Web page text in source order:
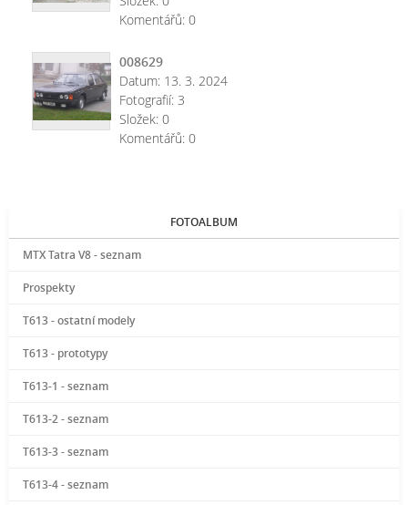
Komentářů: 0
008629
Datum: 13. 3. 2024
Fotografií: 3
Složek: 0
Komentářů: 0
FOTOALBUM
MTX Tatra V8 - seznam
Prospekty
T613 - ostatní modely
T613 - prototypy
T613-1 - seznam
T613-2 - seznam
T613-3 - seznam
T613-4 - seznam